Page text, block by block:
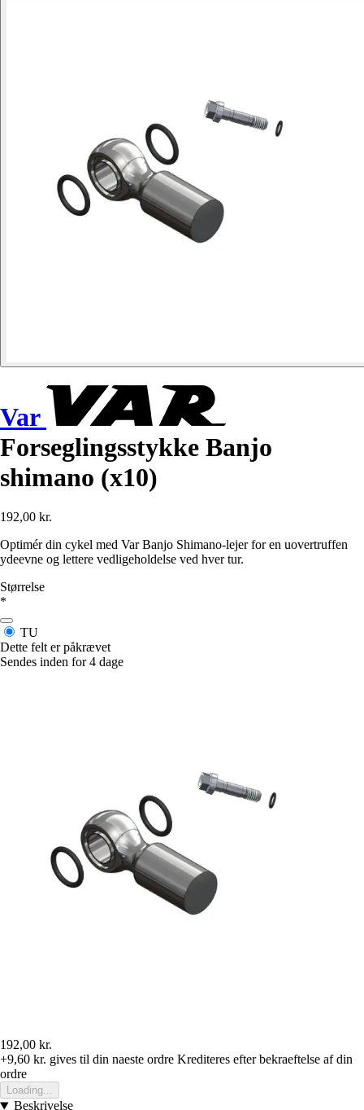
Var
Forseglingsstykke Banjo
shimano (x10)
192,00 kr.
Optimér din cykel med Var Banjo Shimano-lejer for en uovertruffen
ydeevne og lettere vedligeholdelse ved hver tur.
Størrelse
*
TU
Dette felt er påkrævet
Sendes inden for 4 dage
192,00 kr.
+9,60 kr. gives til din naeste ordre Krediteres efter bekraeftelse af din
ordre
Loading...
Beskrivelse